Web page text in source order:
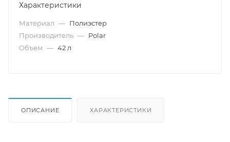
Характеристики
Материал — Полиэстер
Производитель — Polar
Объем — 42 л
ОПИСАНИЕ ХАРАКТЕРИСТИКИ